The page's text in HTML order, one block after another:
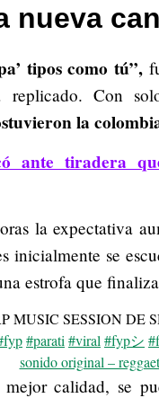
nueva
tipos como tú”,
Con
la
ante tiradera
la expectativa
inicialmente se
estrofa que
MUSIC SESSION DE
#parati #viral #fypシ
sonido original –
calidad, se